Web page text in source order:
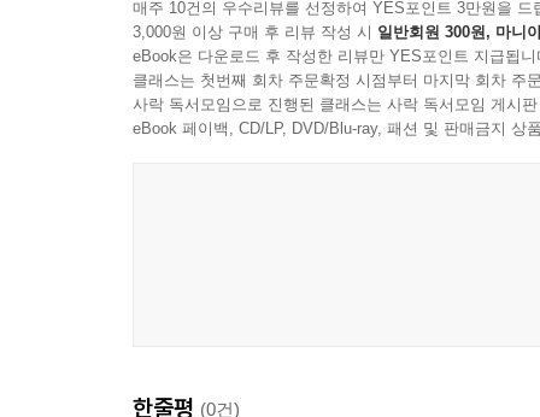
매주 10건의 우수리뷰를 선정하여 YES포인트 3만원을 드
3,000원 이상 구매 후 리뷰 작성 시 일반회원 300원, 마니
eBook은 다운로드 후 작성한 리뷰만 YES포인트 지급됩니
클래스는 첫번째 회차 주문확정 시점부터 마지막 회차 주
사락 독서모임으로 진행된 클래스는 사락 독서모임 게시
eBook 페이백, CD/LP, DVD/Blu-ray, 패션 및 판매금지 상
한줄평 (0건)